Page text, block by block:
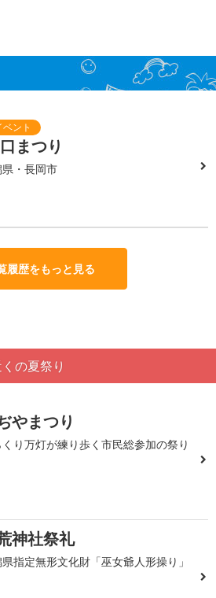
まつり
県・長岡市
履歴をもっと見る
の夏祭り
やまつり
り万灯が練り歩く市民総参加の祭り
神社祭礼
指定無形文化財「巫女爺人形操り」